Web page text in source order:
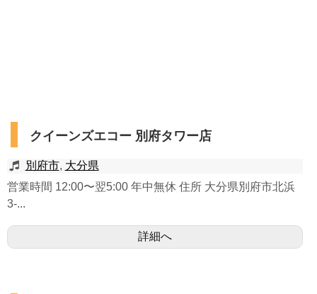
クイーンズエコー 別府タワー店
別府市, 大分県
営業時間 12:00〜翌5:00 年中無休 住所 大分県別府市北浜
3-...
詳細へ